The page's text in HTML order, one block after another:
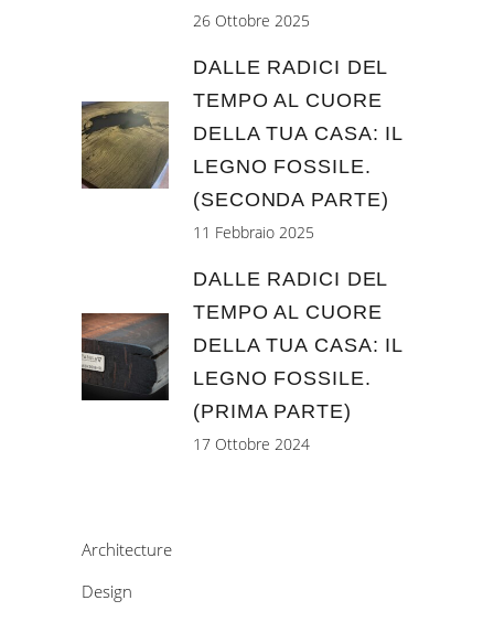
26 Ottobre 2025
DALLE RADICI DEL
TEMPO AL CUORE
DELLA TUA CASA: IL
LEGNO FOSSILE.
(SECONDA PARTE)
11 Febbraio 2025
DALLE RADICI DEL
TEMPO AL CUORE
DELLA TUA CASA: IL
LEGNO FOSSILE.
(PRIMA PARTE)
17 Ottobre 2024
Architecture
Design